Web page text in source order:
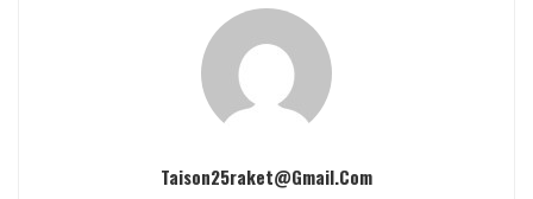
Taison25raket@gmail.com